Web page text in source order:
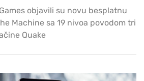
objavili su novu besplatnu
Machine sa 19 nivoa povodom tri
Quake